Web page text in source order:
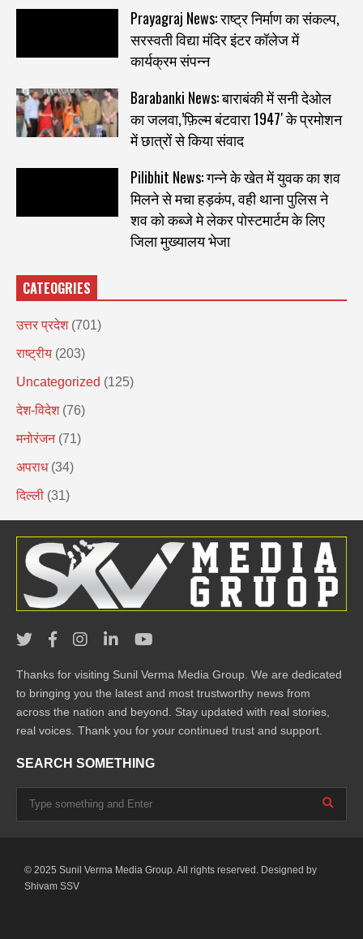
Prayagraj News: राष्ट्र निर्माण का संकल्प,
सरस्वती विद्या मंदिर इंटर कॉलेज में
कार्यक्रम संपन्न
Barabanki News: बाराबंकी में सनी देओल
का जलवा,’फ़िल्म बंटवारा 1947′ के प्रमोशन
में छात्रों से किया संवाद
Pilibhit News: गन्ने के खेत में युवक का शव
मिलने से मचा हड़कंप, वही थाना पुलिस ने
शव को कब्जे मे लेकर पोस्टमार्टम के लिए
जिला मुख्यालय भेजा
CATEOGRIES
उत्तर प्रदेश (701)
राष्ट्रीय (203)
Uncategorized (125)
देश-विदेश (76)
मनोरंजन (71)
अपराध (34)
दिल्ली (31)
Thanks for visiting Sunil Verma Media Group. We are dedicated
to bringing you the latest and most trustworthy news from
across the nation and beyond. Stay updated with real stories,
real voices. Thank you for your continued trust and support.
SEARCH SOMETHING
© 2025 Sunil Verma Media Group. All rights reserved. Designed by
Shivam SSV